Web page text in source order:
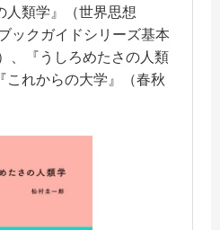
人類学』（世界思想
ックガイドシリーズ基本
、『うしろめたさの人類
これからの大学』（春秋